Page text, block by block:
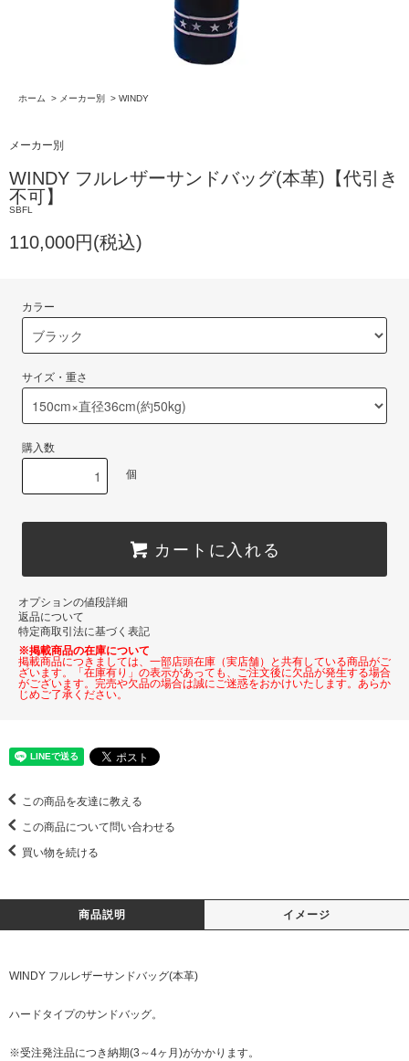
ホーム > メーカー別 > WINDY
メーカー別
WINDY フルレザーサンドバッグ(本革)【代引き
不可】
SBFL
110,000円(税込)
カラー
サイズ・重さ
購入数
個
カートに入れる
オプションの値段詳細
返品について
特定商取引法に基づく表記
※掲載商品の在庫について
掲載商品につきましては、一部店頭在庫（実店舗）と共有している商品がご
ざいます。「在庫有り」の表示があっても、ご注文後に欠品が発生する場合
がございます。完売や欠品の場合は誠にご迷惑をおかけいたします。あらか
じめご了承ください。
この商品を友達に教える
この商品について問い合わせる
買い物を続ける
商品説明 イメージ
WINDY フルレザーサンドバッグ(本革)
ハードタイプのサンドバッグ。
※受注発注品につき納期(3～4ヶ月)がかかります。